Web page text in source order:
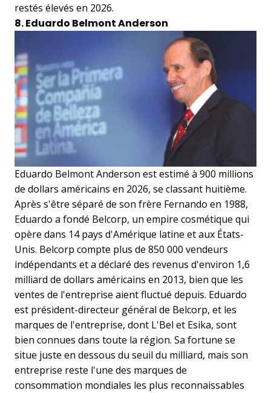
restés élevés en 2026.
8. Eduardo Belmont Anderson
Eduardo Belmont Anderson est estimé à 900 millions
de dollars américains en 2026, se classant huitième.
Après s'être séparé de son frère Fernando en 1988,
Eduardo a fondé Belcorp, un empire cosmétique qui
opère dans 14 pays d'Amérique latine et aux États-
Unis. Belcorp compte plus de 850 000 vendeurs
indépendants et a déclaré des revenus d'environ 1,6
milliard de dollars américains en 2013, bien que les
ventes de l'entreprise aient fluctué depuis. Eduardo
est président-directeur général de Belcorp, et les
marques de l'entreprise, dont L'Bel et Esika, sont
bien connues dans toute la région. Sa fortune se
situe juste en dessous du seuil du milliard, mais son
entreprise reste l'une des marques de
consommation mondiales les plus reconnaissables